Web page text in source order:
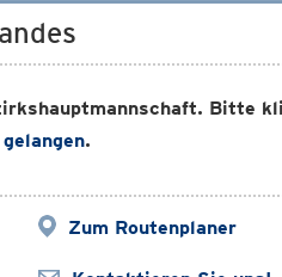
Bitte
.
Zum Routenplaner